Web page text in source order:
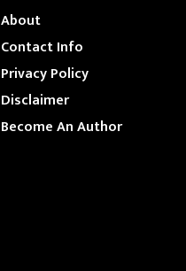
About
Contact Info
Privacy Policy
Disclaimer
Become An Author